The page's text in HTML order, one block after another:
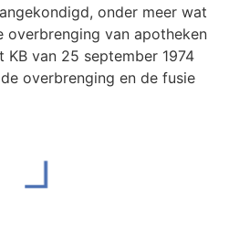
onder meer wat
van apotheken
van 25 september 1974
overbrenging en de fusie